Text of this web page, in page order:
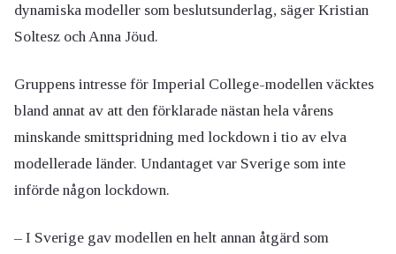
dynamiska modeller som beslutsunderlag, säger Kristian
Soltesz och Anna Jöud.
Gruppens intresse för Imperial College-modellen väcktes
bland annat av att den förklarade nästan hela vårens
minskande smittspridning med lockdown i tio av elva
modellerade länder. Undantaget var Sverige som inte
införde någon lockdown.
– I Sverige gav modellen en helt annan åtgärd som